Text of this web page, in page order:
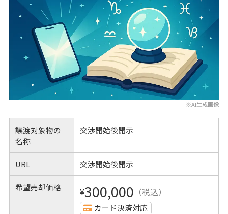
※AI生成画像
譲渡対象物の
名称
交渉開始後開示
URL 交渉開始後開示
希望売却価格 ¥300,000 （税込）
カード決済対応